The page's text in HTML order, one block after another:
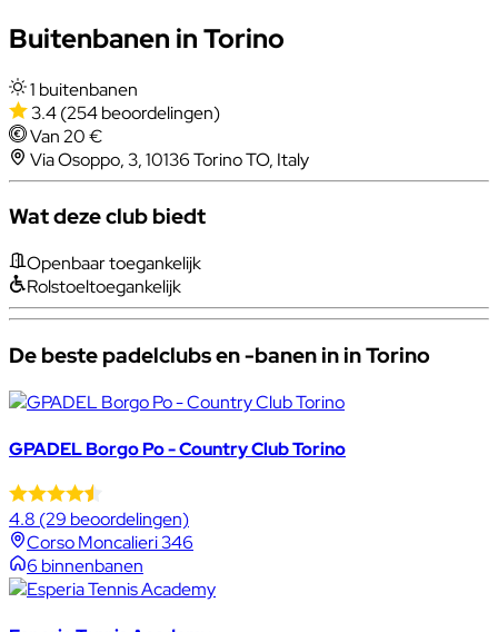
Buitenbanen in Torino
1 buitenbanen
3.4(254 beoordelingen)
Van 20 €
Via Osoppo, 3, 10136 Torino TO, Italy
Wat deze club biedt
Openbaar toegankelijk
Rolstoeltoegankelijk
De beste padelclubs en -banen in in Torino
GPADEL Borgo Po - Country Club Torino
4.8 (29 beoordelingen)
Corso Moncalieri 346
6 binnenbanen